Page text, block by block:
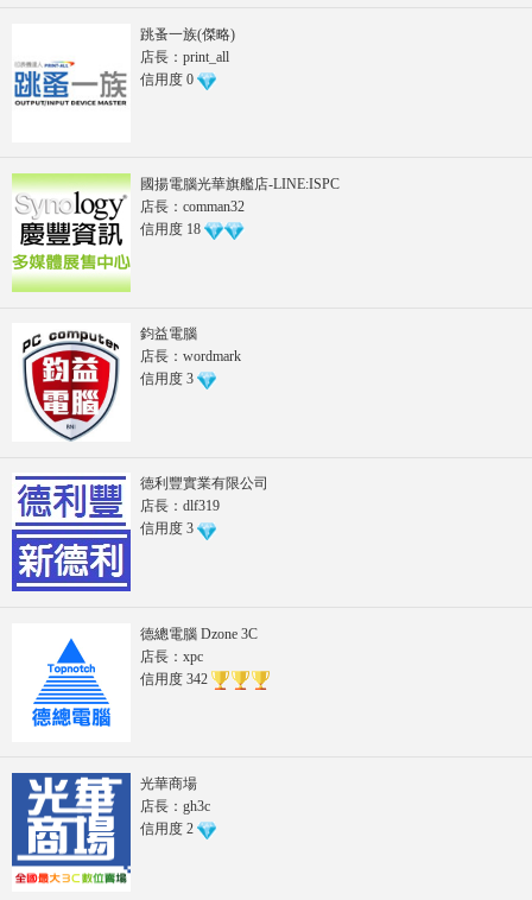
跳蚤一族(傑略)
店長：print_all
信用度 0
國揚電腦光華旗艦店-LINE:ISPC
店長：comman32
信用度 18
鈞益電腦
店長：wordmark
信用度 3
德利豐實業有限公司
店長：dlf319
信用度 3
德總電腦 Dzone 3C
店長：xpc
信用度 342
光華商場
店長：gh3c
信用度 2